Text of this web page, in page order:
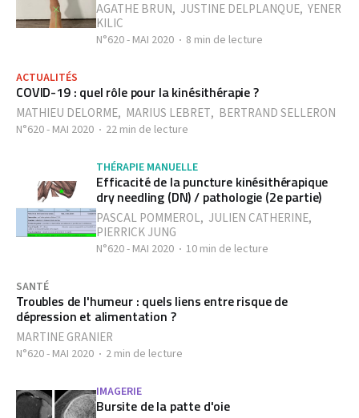
AGATHE BRUN, JUSTINE DELPLANQUE, YENER
KILIC
N°620 - MAI 2020 8 min de lecture
ACTUALITÉS
COVID-19 : quel rôle pour la kinésithérapie ?
MATHIEU DELORME, MARIUS LEBRET, BERTRAND SELLERON
N°620 - MAI 2020 22 min de lecture
THÉRAPIE MANUELLE
Efficacité de la puncture kinésithérapique
dry needling (DN) / pathologie (2e partie)
PASCAL POMMEROL, JULIEN CATHERINE,
PIERRICK JUNG
N°620 - MAI 2020 10 min de lecture
SANTÉ
Troubles de l'humeur : quels liens entre risque de
dépression et alimentation ?
MARTINE GRANIER
N°620 - MAI 2020 2 min de lecture
IMAGERIE
Bursite de la patte d'oie